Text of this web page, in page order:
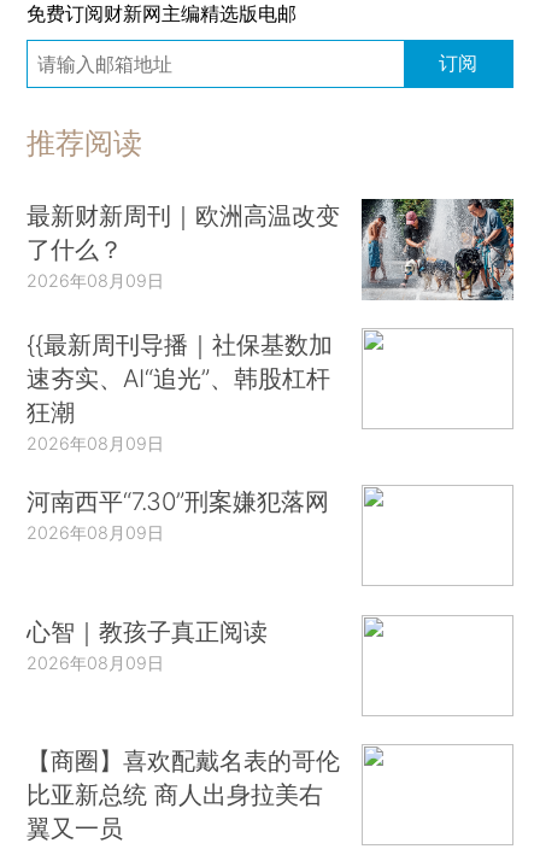
免费订阅财新网主编精选版电邮
订阅
推荐阅读
最新财新周刊｜欧洲高温改变
了什么？
2026年08月09日
{{最新周刊导播｜社保基数加
速夯实、AI“追光”、韩股杠杆
狂潮
2026年08月09日
河南西平“7.30”刑案嫌犯落网
2026年08月09日
心智｜教孩子真正阅读
2026年08月09日
【商圈】喜欢配戴名表的哥伦
比亚新总统 商人出身拉美右
翼又一员